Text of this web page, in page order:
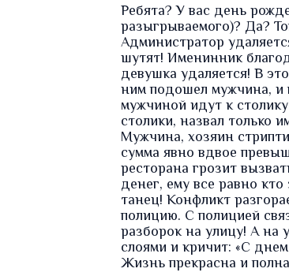
Ребята? У вас день
разыгрываемого)? Да?
Администратор
шутят! Именинник
девушка удаляется! В
ним подошел мужчина, и
мужчиной идут к
столики, назвал только
Мужчина, хозяин
сумма явно вдвое
ресторана грозит
денег, ему все равно
танец! Конфликт
полицию. С полицией
разборок на улицу! А на
слоями и кричит: «С
Жизнь прекрасна и